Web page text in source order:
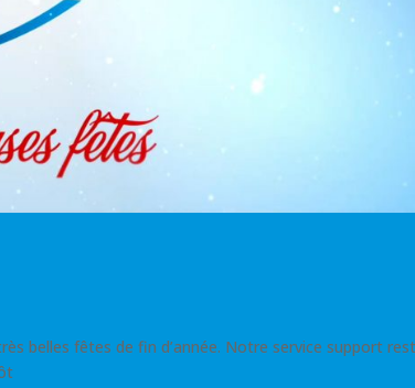
belles fêtes de fin d’année. Notre service support